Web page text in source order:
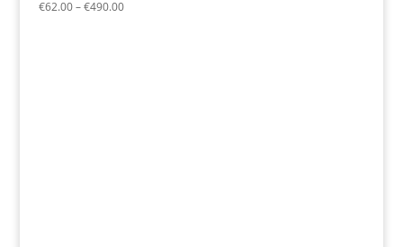
€62.00 –€490.00Preisspanne: